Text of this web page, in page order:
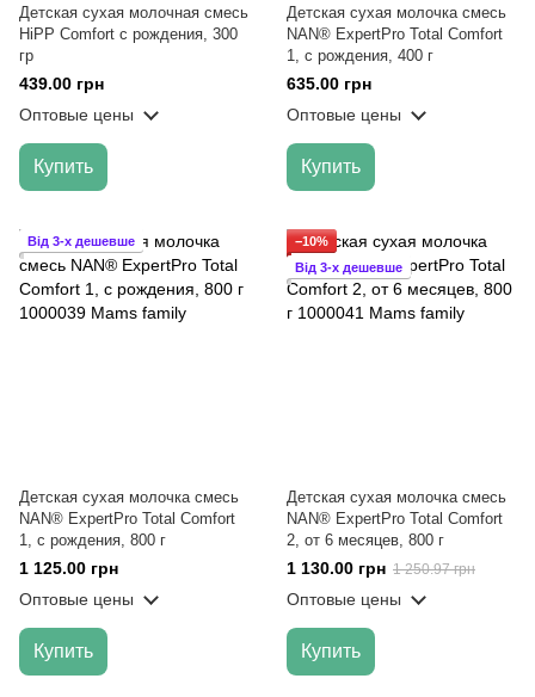
Детская сухая молочная смесь
HiPP Comfort с рождения, 300
гр
439.00 грн
Оптовые цены
Купить
Детская сухая молочка смесь
NAN® ExpertPro Total Comfort
1, с рождения, 400 г
635.00 грн
Оптовые цены
Купить
Від 3-х дешевше
Детская сухая молочка смесь
NAN® ExpertPro Total Comfort
1, с рождения, 800 г
1 125.00 грн
Оптовые цены
Купить
−10%
Від 3-х дешевше
Детская сухая молочка смесь
NAN® ExpertPro Total Comfort
2, от 6 месяцев, 800 г
1 130.00 грн 1 250.97 грн
Оптовые цены
Купить